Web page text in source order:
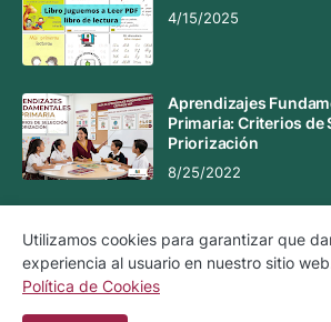
4/15/2025
Aprendizajes
Primaria: Criterios de
Priorización
8/25/2022
Aviso Legal Aviso de Privacidad
Utilizamos cookies para garantizar que
experiencia al usuario en nuestro sitio
Política de Cookies